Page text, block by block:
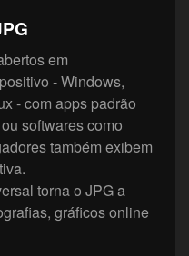
em
- Windows,
- com apps padrão
softwares como
também exibem
torna o JPG a
gráficos online